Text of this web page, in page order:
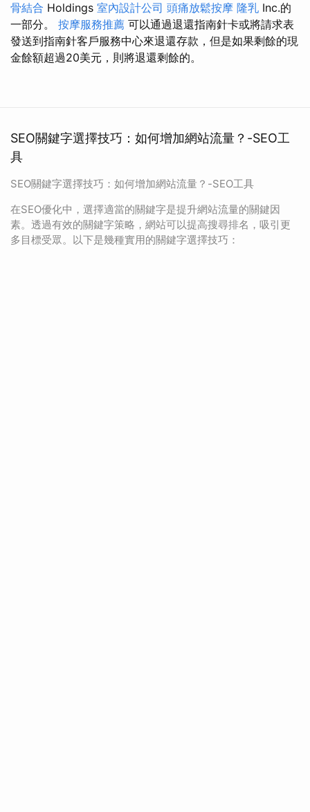
骨結合 Holdings 室內設計公司 頭痛放鬆按摩 隆乳 Inc.的
一部分。 按摩服務推薦 可以通過退還指南針卡或將請求表
發送到指南針客戶服務中心來退還存款，但是如果剩餘的現
金餘額超過20美元，則將退還剩餘的。
SEO關鍵字選擇技巧：如何增加網站流量？-SEO工
具
SEO關鍵字選擇技巧：如何增加網站流量？-SEO工具
在SEO優化中，選擇適當的關鍵字是提升網站流量的關鍵因
素。透過有效的關鍵字策略，網站可以提高搜尋排名，吸引更
多目標受眾。以下是幾種實用的關鍵字選擇技巧：